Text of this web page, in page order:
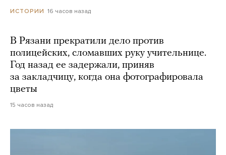
ИСТОРИИ 16 часов назад
В Рязани прекратили дело против
полицейских, сломавших руку учительнице.
Год назад ее задержали, приняв
за закладчицу, когда она фотографировала
цветы
15 часов назад